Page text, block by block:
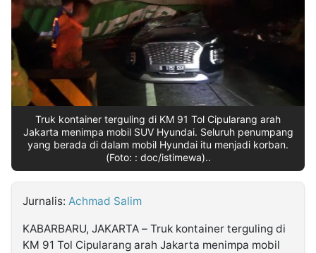
Insight
NTB
Suara
Time
Lens
IDN
Daily
Jogja
Jalan
Rakyat
Idealita
News
Kita
Notice
Dinamikapost.com
Radar
Baru
Seedbacklink
Follow
Kabarbaru
Truk kontainer terguling di KM 91 Tol Cipularang arah
Jakarta menimpa mobil SUV Hyundai. Seluruh penumpang
yang berada di dalam mobil Hyundai itu menjadi korban.
(Foto: : doc/istimewa)..
Jurnalis: Achmad Salim
KABARBARU, JAKARTA – Truk kontainer terguling di
KM 91 Tol Cipularang arah Jakarta menimpa mobil